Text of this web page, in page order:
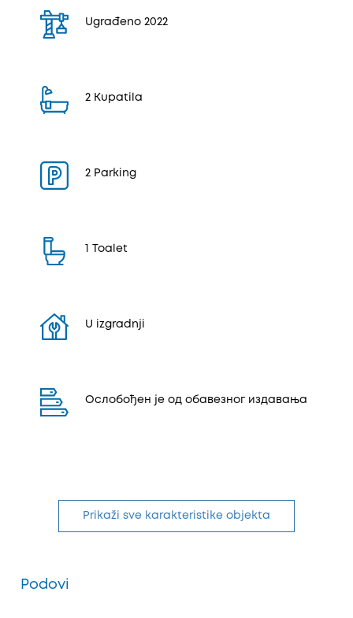
Ugrađeno 2022
2 Kupatila
2 Parking
1 Toalet
U izgradnji
Ослобођен је од обавезног издавања
Prikaži sve karakteristike objekta
Podovi